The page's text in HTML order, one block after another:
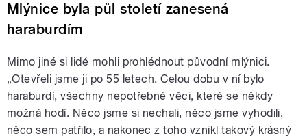
Mlýnice byla půl století zanesená
haraburdím
Mimo jiné si lidé mohli prohlédnout původní mlýnici.
„Otevřeli jsme ji po 55 letech. Celou dobu v ní bylo
haraburdí, všechny nepotřebné věci, které se někdy
možná hodí. Něco jsme si nechali, něco jsme vyhodili,
něco sem patřilo, a nakonec z toho vznikl takový krásný